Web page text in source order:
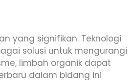
yang signifikan. Teknologi
solusi untuk mengurangi
limbah organik dapat
dalam bidang ini